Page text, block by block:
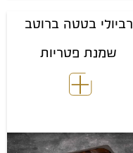
רביולי בטטה ברוטב
שמנת פטריות